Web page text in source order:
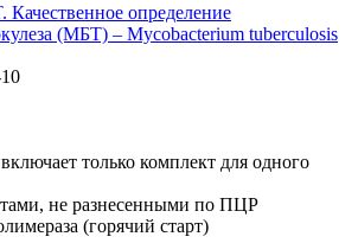
определение
(МБТ) – Mycobacterium tuberculosis